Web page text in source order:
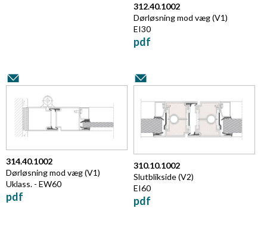
312.40.1002
Dørløsning mod væg (V1)
EI30
pdf
314.40.1002
Dørløsning mod væg (V1)
Uklass. - EW60
pdf
310.10.1002
Slutblikside (V2)
EI60
pdf